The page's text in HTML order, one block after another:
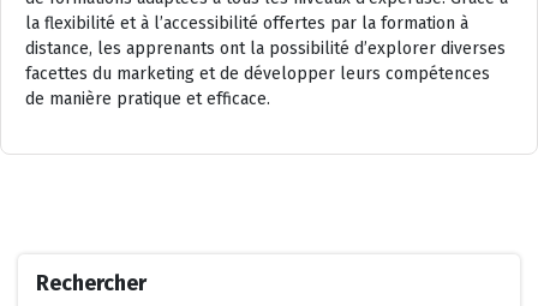
la flexibilité et à l’accessibilité offertes par la formation à
distance, les apprenants ont la possibilité d’explorer diverses
facettes du marketing et de développer leurs compétences
de manière pratique et efficace.
Rechercher